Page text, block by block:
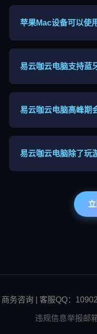
软件，优先使用5G
苹果Mac设备可以使
需要开启系统权限保
易云咖云电脑支持蓝
配绝大多数网游与单
易云咖云电脑高峰期
峰上线，优先套餐可
易云咖云电脑除了玩
商务咨询 | 客服QQ：
违规信息举报邮